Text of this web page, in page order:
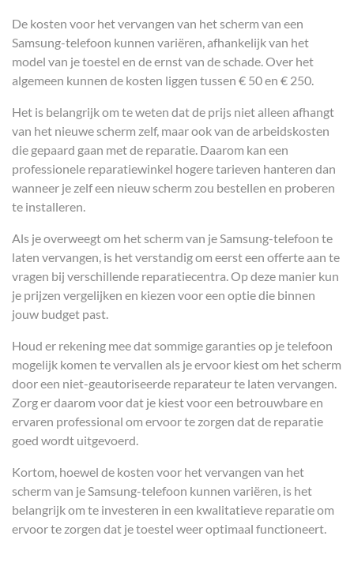
De kosten voor het vervangen van het scherm van een
Samsung-telefoon kunnen variëren, afhankelijk van het
model van je toestel en de ernst van de schade. Over het
algemeen kunnen de kosten liggen tussen € 50 en € 250.
Het is belangrijk om te weten dat de prijs niet alleen afhangt
van het nieuwe scherm zelf, maar ook van de arbeidskosten
die gepaard gaan met de reparatie. Daarom kan een
professionele reparatiewinkel hogere tarieven hanteren dan
wanneer je zelf een nieuw scherm zou bestellen en proberen
te installeren.
Als je overweegt om het scherm van je Samsung-telefoon te
laten vervangen, is het verstandig om eerst een offerte aan te
vragen bij verschillende reparatiecentra. Op deze manier kun
je prijzen vergelijken en kiezen voor een optie die binnen
jouw budget past.
Houd er rekening mee dat sommige garanties op je telefoon
mogelijk komen te vervallen als je ervoor kiest om het scherm
door een niet-geautoriseerde reparateur te laten vervangen.
Zorg er daarom voor dat je kiest voor een betrouwbare en
ervaren professional om ervoor te zorgen dat de reparatie
goed wordt uitgevoerd.
Kortom, hoewel de kosten voor het vervangen van het
scherm van je Samsung-telefoon kunnen variëren, is het
belangrijk om te investeren in een kwalitatieve reparatie om
ervoor te zorgen dat je toestel weer optimaal functioneert.